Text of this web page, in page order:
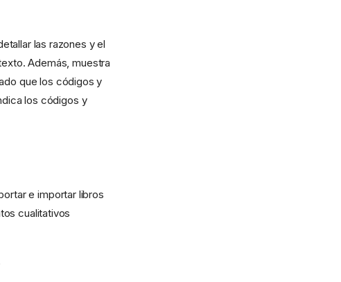
las razones y el
Además, muestra
que los códigos y
los códigos y
e importar libros
cualitativos